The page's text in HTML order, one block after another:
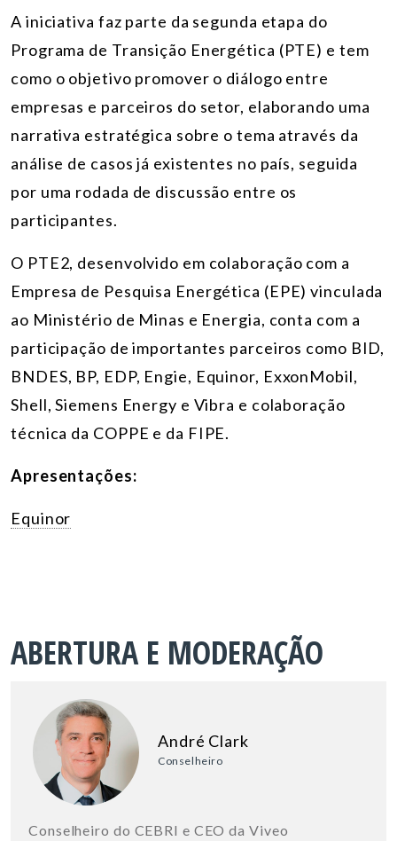
A iniciativa faz parte da segunda etapa do
Programa de Transição Energética (PTE) e tem
como o objetivo promover o diálogo entre
empresas e parceiros do setor, elaborando uma
narrativa estratégica sobre o tema através da
análise de casos já existentes no país, seguida
por uma rodada de discussão entre os
participantes.
O PTE2, desenvolvido em colaboração com a
Empresa de Pesquisa Energética (EPE) vinculada
ao Ministério de Minas e Energia, conta com a
participação de importantes parceiros como BID,
BNDES, BP, EDP, Engie, Equinor, ExxonMobil,
Shell, Siemens Energy e Vibra e colaboração
técnica da COPPE e da FIPE.
Apresentações:
Equinor
ABERTURA E MODERAÇÃO
André Clark
Conselheiro
Conselheiro do CEBRI e CEO da Viveo